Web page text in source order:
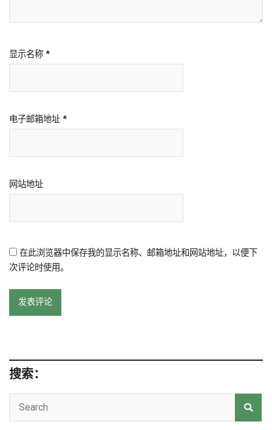
显示名称 *
电子邮箱地址 *
网站地址
在此浏览器中保存我的显示名称、邮箱地址和网站地址，以便下
次评论时使用。
搜索：